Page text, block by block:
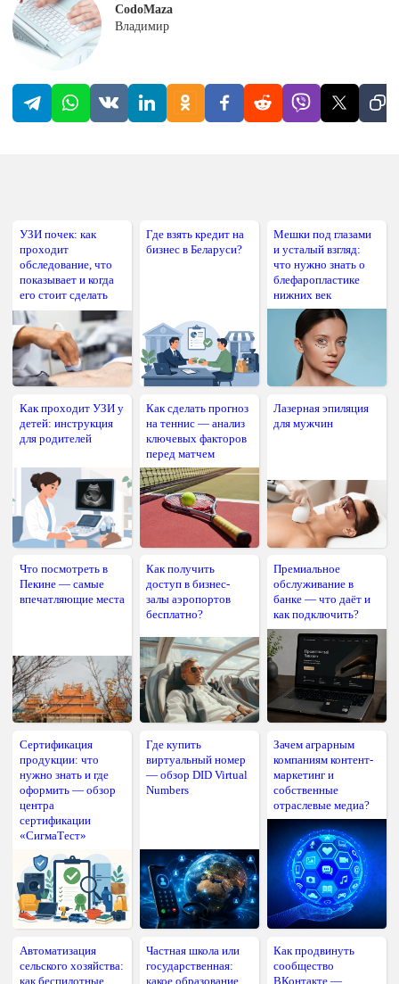
CodoMaza
Владимир
УЗИ почек: как
проходит
обследование, что
показывает и когда
его стоит сделать
Где взять кредит на
бизнес в Беларуси?
Мешки под глазами
и усталый взгляд:
что нужно знать о
блефаропластике
нижних век
Как проходит УЗИ у
детей: инструкция
для родителей
Как сделать прогноз
на теннис — анализ
ключевых факторов
перед матчем
Лазерная эпиляция
для мужчин
Что посмотреть в
Пекине — самые
впечатляющие места
Как получить
доступ в бизнес-
залы аэропортов
бесплатно?
Премиальное
обслуживание в
банке — что даёт и
как подключить?
Сертификация
продукции: что
нужно знать и где
оформить — обзор
центра
сертификации
«СигмаТест»
Где купить
виртуальный номер
— обзор DID Virtual
Numbers
Зачем аграрным
компаниям контент-
маркетинг и
собственные
отраслевые медиа?
Автоматизация
сельского хозяйства:
как беспилотные
Частная школа или
государственная:
какое образование
Как продвинуть
сообщество
ВКонтакте —